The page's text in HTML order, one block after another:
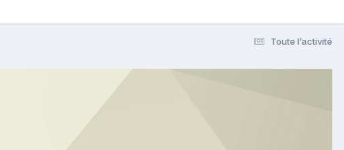
Toute l’activité